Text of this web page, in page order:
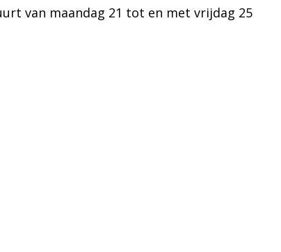
van maandag 21 tot en met vrijdag 25